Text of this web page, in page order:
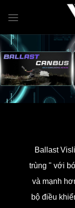
qua
dung
Ballast
trùng " với
và mạnh
bộ điều